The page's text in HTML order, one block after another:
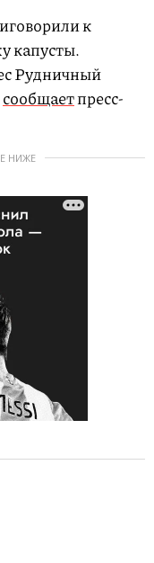
к
капусты.
Рудничный
сообщаетпресс-
НИЖЕ